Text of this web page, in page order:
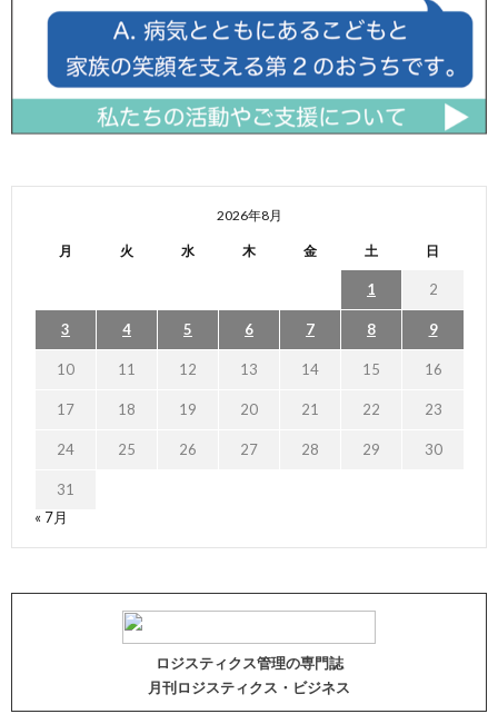
2026年8月
月 火 水 木 金 土 日
1 2
3 4 5 6 7 8 9
10 11 12 13 14 15 16
17 18 19 20 21 22 23
24 25 26 27 28 29 30
31
« 7月
ロジスティクス管理の専門誌
月刊ロジスティクス・ビジネス